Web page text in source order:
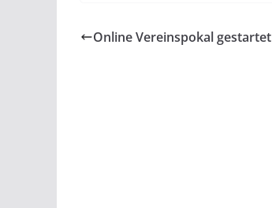
Online Vereinspokal gestartet